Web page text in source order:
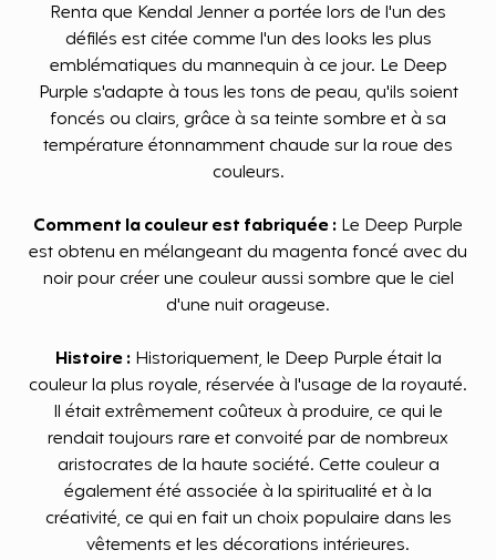
Renta que Kendal Jenner a portée lors de l'un des
défilés est citée comme l'un des looks les plus
emblématiques du mannequin à ce jour. Le Deep
Purple s'adapte à tous les tons de peau, qu'ils soient
foncés ou clairs, grâce à sa teinte sombre et à sa
température étonnamment chaude sur la roue des
couleurs.
Comment la couleur est fabriquée : Le Deep Purple
est obtenu en mélangeant du magenta foncé avec du
noir pour créer une couleur aussi sombre que le ciel
d'une nuit orageuse.
Histoire :Historiquement, le Deep Purple était la
couleur la plus royale, réservée à l'usage de la royauté.
Il était extrêmement coûteux à produire, ce qui le
rendait toujours rare et convoité par de nombreux
aristocrates de la haute société. Cette couleur a
également été associée à la spiritualité et à la
créativité, ce qui en fait un choix populaire dans les
vêtements et les décorations intérieures.